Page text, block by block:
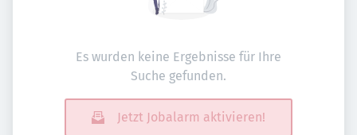
Es wurden keine Ergebnisse für Ihre
Suche gefunden.
Jetzt Jobalarm aktivieren!